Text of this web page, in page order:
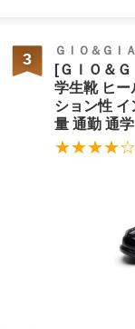
3 ＧＩＯ＆ＧＩＡ
[ＧＩＯ＆
学生靴 ヒー
ション性
量 通勤 通
★★★★☆